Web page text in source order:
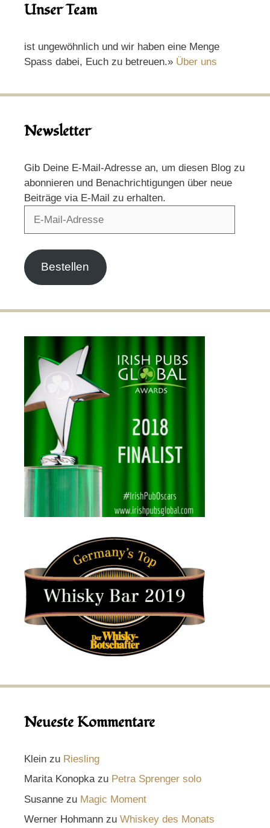
Unser Team
ist ungewöhnlich und wir haben eine Menge
Spass dabei, Euch zu betreuen.» Über uns
Newsletter
Gib Deine E-Mail-Adresse an, um diesen Blog zu
abonnieren und Benachrichtigungen über neue
Beiträge via E-Mail zu erhalten.
Bestellen
Neueste Kommentare
Klein zu Riesling
Marita Konopkazu Petra Sprenger solo
Susanne zu Magic Moment
Werner Hohmann zu Whiskey des Monats